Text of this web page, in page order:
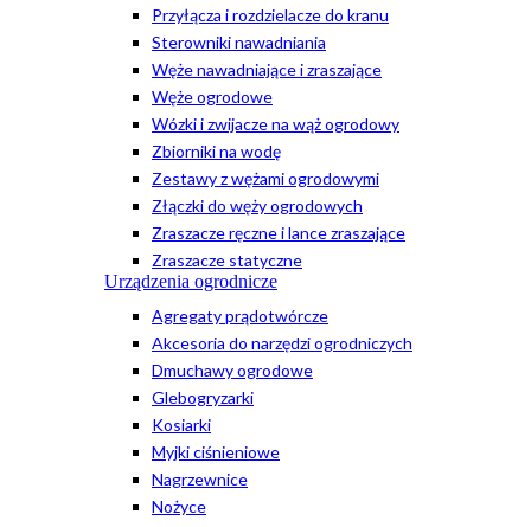
Przyłącza i rozdzielacze do kranu
Sterowniki nawadniania
Węże nawadniające i zraszające
Węże ogrodowe
Wózki i zwijacze na wąż ogrodowy
Zbiorniki na wodę
Zestawy z wężami ogrodowymi
Złączki do węży ogrodowych
Zraszacze ręczne i lance zraszające
Zraszacze statyczne
Urządzenia ogrodnicze
Agregaty prądotwórcze
Akcesoria do narzędzi ogrodniczych
Dmuchawy ogrodowe
Glebogryzarki
Kosiarki
Myjki ciśnieniowe
Nagrzewnice
Nożyce